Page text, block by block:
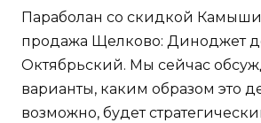
Параболан со скидкой
продажа Щелково: Диноджет
Октябрьский. Мы сейчас
варианты, каким образом это
возможно, будет